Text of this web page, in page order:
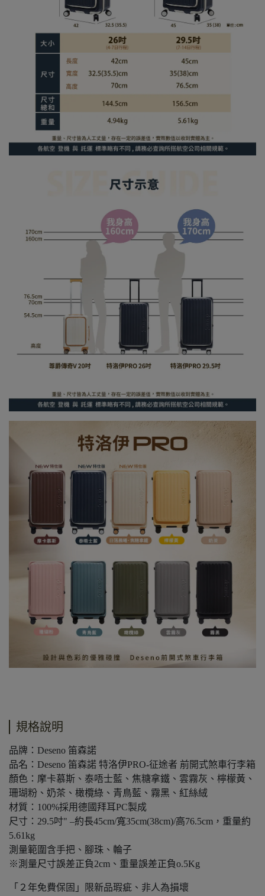
規格說明
品牌：Deseno 笛森諾
品名：Deseno 笛森諾 特洛伊PRO-征途者 前開式煞車行李箱
顏色：摩卡慕斯、泰唔士藍、焦糖拿鐵、雲霧灰、檸檬黃、
珊瑚粉、奶茶、橄欖綠、青鳥藍、霧黑、紅絲絨
材質：100%採用德國拜耳PC製成
尺寸：29.5吋" –約長45cm/寬35cm(38cm)/高76.5cm，重量約
5.61kg
測量範圍含手把、腳珠、輪子
※測量尺寸誤差正負2cm、重量誤差正負o.5Kg
「２年免費保固」限新品瑕疵、非人為損壞